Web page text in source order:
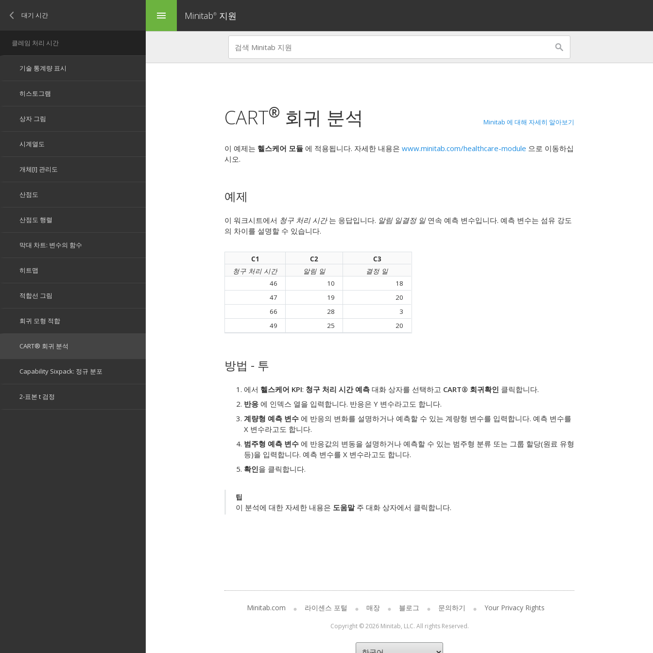
menu Minitab® 지원
CART® 회귀 분석 Minitab 에 대해 자세히 알아보기
이 예제는 헬스케어 모듈 에 적용됩니다. 자세한 내용은 www.minitab.com/healthcare-module 으로 이동하십
시오.
예제
이 워크시트에서 청구 처리 시간는 응답입니다. 알림 일결정 일연속 예측 변수입니다. 예측 변수는 섬유 강도
의 차이를 설명할 수 있습니다.
C1 C2
C3
청구 처리 시간
알림 일
결정 일
46
10
18
47
19
20
66
28
3
49
25 20
방법 - 투
에서 헬스케어 KPI: 청구 처리 시간 예측 대화 상자를 선택하고 CART® 회귀확인 클릭합니다.
반응 에 인덱스 열을 입력합니다. 반응은 Y 변수라고도 합니다.
계량형 예측 변수 에 반응의 변화를 설명하거나 예측할 수 있는 계량형 변수를 입력합니다. 예측 변수를
X 변수라고도 합니다.
범주형 예측 변수 에 반응값의 변동을 설명하거나 예측할 수 있는 범주형 분류 또는 그룹 할당(원료 유형
등)을 입력합니다. 예측 변수를 X 변수라고도 합니다.
확인을 클릭합니다.
팁
이 분석에 대한 자세한 내용은 도움말주 대화 상자에서 클릭합니다.
Minitab.com 라이센스 포털 매장 블로그 문의하기 Your Privacy Rights
Copyright © 2026 Minitab, LLC. All rights Reserved.